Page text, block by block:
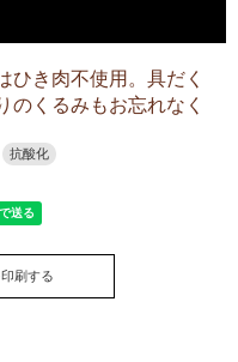
ひき肉不使用。具だく
くるみもお忘れなく
抗酸化
刷する